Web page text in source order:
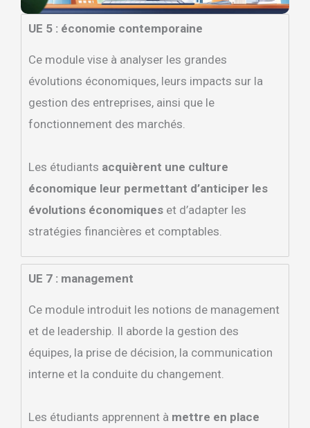
UE 5 : économie contemporaine
Ce module vise à analyser les grandes
évolutions économiques, leurs impacts sur la
gestion des entreprises, ainsi que le
fonctionnement des marchés.
Les étudiants acquièrent une culture
économique leur permettant d’anticiper les
évolutions économiques et d’adapter les
stratégies financières et comptables.
UE 7 : management
Ce module introduit les notions de management
et de leadership. Il aborde la gestion des
équipes, la prise de décision, la communication
interne et la conduite du changement.
Les étudiants apprennent à mettre en place